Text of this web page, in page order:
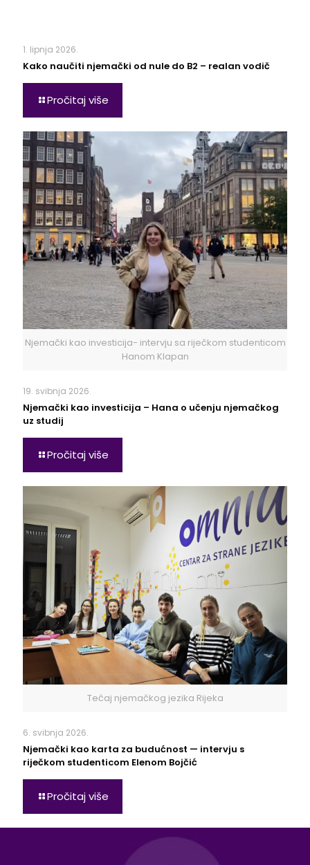
1. lipnja 2026.
Kako naučiti njemački od nule do B2 – realan vodič
Pročitaj više
Njemački kao investicija- intervju sa riječkom studenticom
Hanom Klapan
19. svibnja 2026.
Njemački kao investicija – Hana o učenju njemačkog
uz studij
Pročitaj više
Tečaj njemačkog jezika Rijeka
6. svibnja 2026.
Njemački kao karta za budućnost — intervju s
riječkom studenticom Elenom Bojčić
Pročitaj više